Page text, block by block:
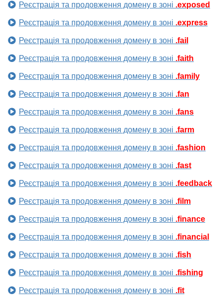
Реєстрація та продовження домену в зоні .exposed
Реєстрація та продовження домену в зоні .express
Реєстрація та продовження домену в зоні .fail
Реєстрація та продовження домену в зоні .faith
Реєстрація та продовження домену в зоні .family
Реєстрація та продовження домену в зоні .fan
Реєстрація та продовження домену в зоні .fans
Реєстрація та продовження домену в зоні .farm
Реєстрація та продовження домену в зоні .fashion
Реєстрація та продовження домену в зоні .fast
Реєстрація та продовження домену в зоні .feedback
Реєстрація та продовження домену в зоні .film
Реєстрація та продовження домену в зоні .finance
Реєстрація та продовження домену в зоні .financial
Реєстрація та продовження домену в зоні .fish
Реєстрація та продовження домену в зоні .fishing
Реєстрація та продовження домену в зоні .fit